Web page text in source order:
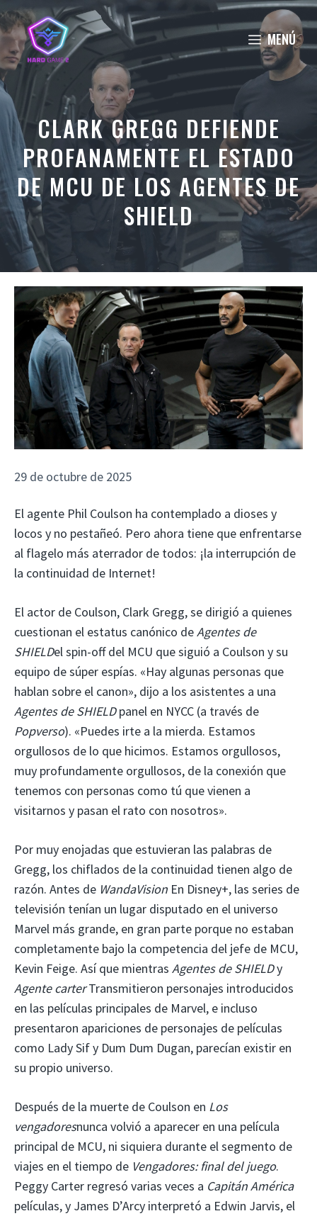
Saltar
al
contenido
MENÚ
CLARK GREGG DEFIENDE
PROFANAMENTE EL ESTADO
DE MCU DE LOS AGENTES DE
SHIELD
29 de octubre de 2025
El agente Phil Coulson ha contemplado a dioses y
locos y no pestañeó. Pero ahora tiene que enfrentarse
al flagelo más aterrador de todos: ¡la interrupción de
la continuidad de Internet!
El actor de Coulson, Clark Gregg, se dirigió a quienes
cuestionan el estatus canónico deAgentes de
SHIELDel spin-off del MCU que siguió a Coulson y su
equipo de súper espías. «Hay algunas personas que
hablan sobre el canon», dijo a los asistentes a una
Agentes de SHIELDpanel en NYCC (a través de
Popverso). «Puedes irte a la mierda. Estamos
orgullosos de lo que hicimos. Estamos orgullosos,
muy profundamente orgullosos, de la conexión que
tenemos con personas como tú que vienen a
visitarnos y pasan el rato con nosotros».
Por muy enojadas que estuvieran las palabras de
Gregg, los chiflados de la continuidad tienen algo de
razón. Antes de WandaVision En Disney+, las series de
televisión tenían un lugar disputado en el universo
Marvel más grande, en gran parte porque no estaban
completamente bajo la competencia del jefe de MCU,
Kevin Feige. Así que mientras Agentes de SHIELDy
Agente carterTransmitieron personajes introducidos
en las películas principales de Marvel, e incluso
presentaron apariciones de personajes de películas
como Lady Sif y Dum Dum Dugan, parecían existir en
su propio universo.
Después de la muerte de Coulson en Los
vengadoresnunca volvió a aparecer en una película
principal de MCU, ni siquiera durante el segmento de
viajes en el tiempo de Vengadores: final del juego.
Peggy Carter regresó varias veces a Capitán América
películas, y James D’Arcy interpretó a Edwin Jarvis, el